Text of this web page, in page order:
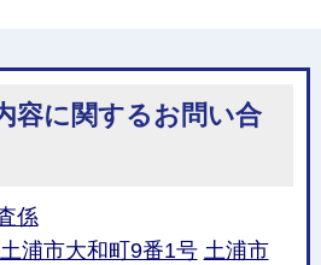
容に関するお問い合
係
浦市大和町9番1号 土浦市